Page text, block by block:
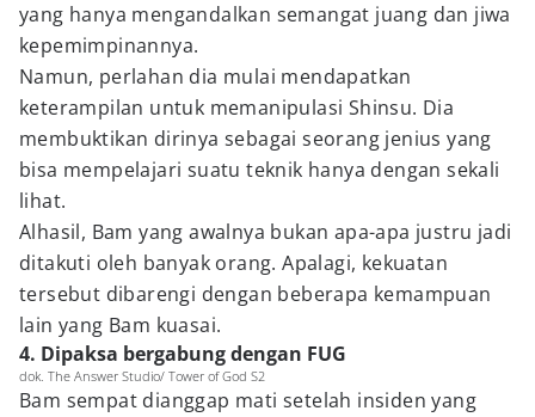
yang hanya mengandalkan semangat juang dan jiwa
kepemimpinannya.
Namun, perlahan dia mulai mendapatkan
keterampilan untuk memanipulasi Shinsu. Dia
membuktikan dirinya sebagai seorang jenius yang
bisa mempelajari suatu teknik hanya dengan sekali
lihat.
Alhasil, Bam yang awalnya bukan apa-apa justru jadi
ditakuti oleh banyak orang. Apalagi, kekuatan
tersebut dibarengi dengan beberapa kemampuan
lain yang Bam kuasai.
4. Dipaksa bergabung dengan FUG
dok. The Answer Studio/ Tower of God S2
Bam sempat dianggap mati setelah insiden yang